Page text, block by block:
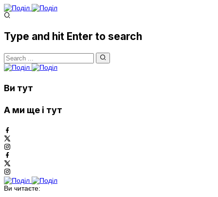
Type and hit Enter to search
Ви тут
А ми ще і тут
Ви читаєте: